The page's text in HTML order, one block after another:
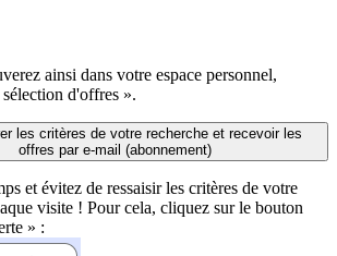
ainsi dans votre espace personnel,
d'offres ».
les critères de votre recherche et recevoir les
offres par e-mail (abonnement)
et évitez de ressaisir les critères de votre
visite ! Pour cela, cliquez sur le bouton
» :